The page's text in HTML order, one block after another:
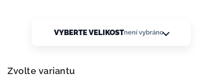
VYBERTE VELIKOSTnení vybráno
Zvolte variantu